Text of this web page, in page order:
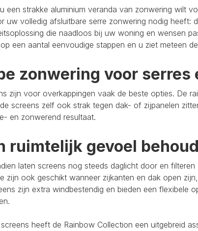
een strakke aluminium veranda van zonwering wilt
uw volledig afsluitbare serre zonwering nodig heeft:
die naadloos bij uw woning en wensen
een aantal eenvoudige stappen en u ziet meteen
zonwering voor serres
zijn voor overkappingen vaak de beste opties. De
screens zelf ook strak tegen dak- of zijpanelen
en zonwerend resultaat.
ruimtelijk gevoel
laten screens nog steeds daglicht door en
zijn ook geschikt wanneer zijkanten en dak open
zijn extra windbestendig en bieden een flexibele
heeft de Rainbow Collection een uitgebreid